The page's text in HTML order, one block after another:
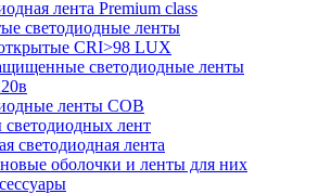
лента Premium class
светодиодные ленты
CRI>98 LUX
светодиодные ленты
ленты COB
лент
светодиодная лента
оболочки и ленты для них